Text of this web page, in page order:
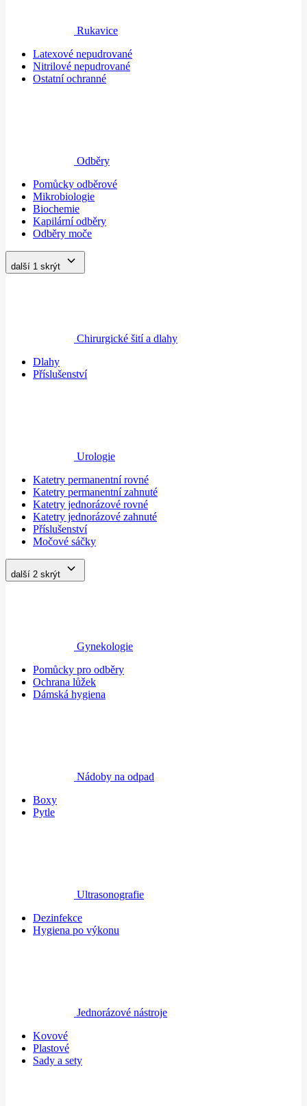
Rukavice
Latexové nepudrované
Nitrilové nepudrované
Ostatní ochranné
Odběry
Pomůcky odběrové
Mikrobiologie
Biochemie
Kapilární odběry
Odběry moče
další 1 skrýt
Chirurgické šití a dlahy
Dlahy
Příslušenství
Urologie
Katetry permanentní rovné
Katetry permanentní zahnuté
Katetry jednorázové rovné
Katetry jednorázové zahnuté
Příslušenství
Močové sáčky
další 2 skrýt
Gynekologie
Pomůcky pro odběry
Ochrana lůžek
Dámská hygiena
Nádoby na odpad
Boxy
Pytle
Ultrasonografie
Dezinfekce
Hygiena po výkonu
Jednorázové nástroje
Kovové
Plastové
Sady a sety